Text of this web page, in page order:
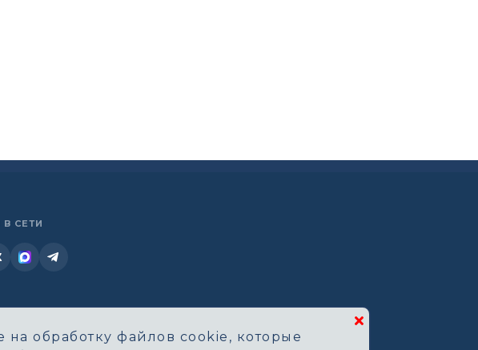
СЕТИ
обработку файлов cookie, которые